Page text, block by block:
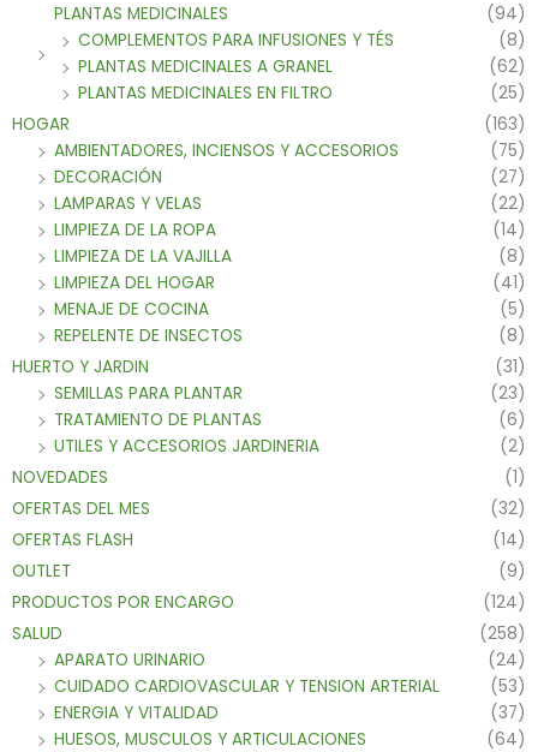
PLANTAS MEDICINALES
(94)
COMPLEMENTOS PARA INFUSIONES Y TÉS
(8)
PLANTAS MEDICINALES A GRANEL
(62)
PLANTAS MEDICINALES EN FILTRO
(25)
HOGAR
(163)
AMBIENTADORES, INCIENSOS Y ACCESORIOS
(75)
DECORACIÓN
(27)
LAMPARAS Y VELAS
(22)
LIMPIEZA DE LA ROPA
(14)
LIMPIEZA DE LA VAJILLA
(8)
LIMPIEZA DEL HOGAR
(41)
MENAJE DE COCINA
(5)
REPELENTE DE INSECTOS
(8)
HUERTO Y JARDIN
(31)
SEMILLAS PARA PLANTAR
(23)
TRATAMIENTO DE PLANTAS
(6)
UTILES Y ACCESORIOS JARDINERIA
(2)
NOVEDADES
(1)
OFERTAS DEL MES
(32)
OFERTAS FLASH
(14)
OUTLET
(9)
PRODUCTOS POR ENCARGO
(124)
SALUD
(258)
APARATO URINARIO
(24)
CUIDADO CARDIOVASCULAR Y TENSION ARTERIAL
(53)
ENERGIA Y VITALIDAD
(37)
HUESOS, MUSCULOS Y ARTICULACIONES
(64)